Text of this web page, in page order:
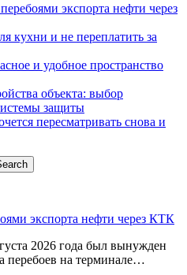
экспорта нефти через
кухни и не переплатить за
и удобное пространство
объекта: выбор
защиты
пересматривать снова и
экспорта нефти через КТК
2026 года был вынужден
перебоев на терминале…